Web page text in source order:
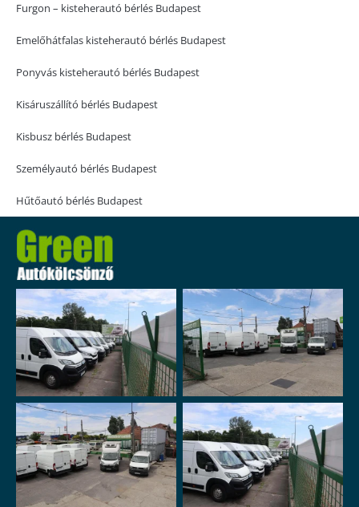
Furgon – kisteherautó bérlés Budapest
Emelőhátfalas kisteherautó bérlés Budapest
Ponyvás kisteherautó bérlés Budapest
Kisáruszállító bérlés Budapest
Kisbusz bérlés Budapest
Személyautó bérlés Budapest
Hűtőautó bérlés Budapest